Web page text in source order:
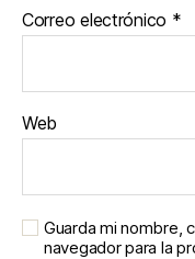
Correo electrónico *
Web
Guarda mi nombre,
navegador para la